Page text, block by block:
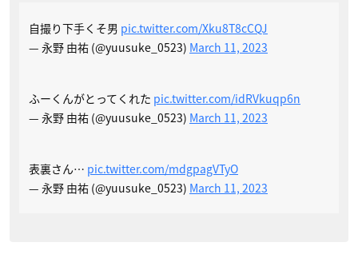
自撮り下手くそ男 pic.twitter.com/Xku8T8cCQJ
— 永野 由祐 (@yuusuke_0523) March 11, 2023
ふーくんがとってくれた pic.twitter.com/idRVkuqp6n
— 永野 由祐 (@yuusuke_0523) March 11, 2023
表裏さん… pic.twitter.com/mdgpagVTyO
— 永野 由祐 (@yuusuke_0523) March 11, 2023